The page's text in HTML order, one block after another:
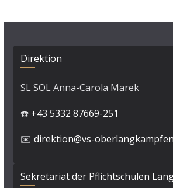
Direktion
SL SOL Anna-Carola Marek
☎️ +43 5332 87669-251
✉️ direktion@vs-
Sekretariat der Pflichtschulen